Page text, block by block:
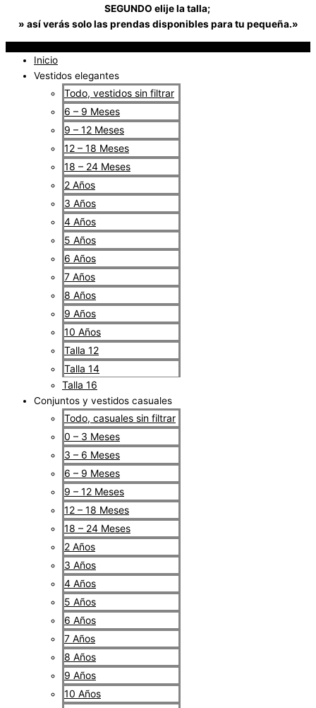
SEGUNDO elije la talla;
» así verás solo las prendas disponibles para tu pequeña.»
Inicio
Vestidos elegantes
Todo, vestidos sin filtrar
6 – 9 Meses
9 – 12 Meses
12 – 18 Meses
18 – 24 Meses
2 Años
3 Años
4 Años
5 Años
6 Años
7 Años
8 Años
9 Años
10 Años
Talla 12
Talla 14
Talla 16
Conjuntos y vestidos casuales
Todo, casuales sin filtrar
0 – 3 Meses
3 – 6 Meses
6 – 9 Meses
9 – 12 Meses
12 – 18 Meses
18 – 24 Meses
2 Años
3 Años
4 Años
5 Años
6 Años
7 Años
8 Años
9 Años
10 Años